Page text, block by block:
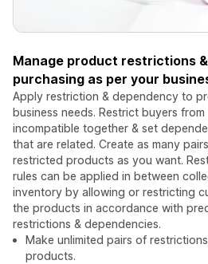
Manage product restrictions
purchasing as per your
Apply restriction & dependency to
business needs. Restrict buyers
incompatible together & set
that are related. Create as many
restricted products as you want.
rules can be applied in between
inventory by allowing or restricting
the products in accordance with
restrictions & dependencies.
Make unlimited pairs of
products.